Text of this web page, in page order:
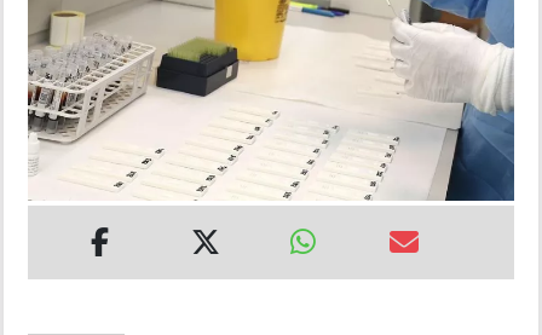
MULTIMEDIA
IMPRESO